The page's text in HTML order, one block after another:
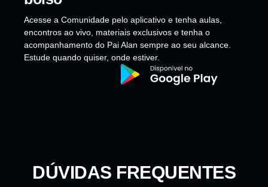
Acesse a Comunidade pelo aplicativo e tenha aulas,
encontros ao vivo, materiais exclusivos e tenha o
acompanhamento do Pai Alan sempre ao seu alcance.
Estude quando quiser, onde estiver.
DÚVIDAS FREQUENTES